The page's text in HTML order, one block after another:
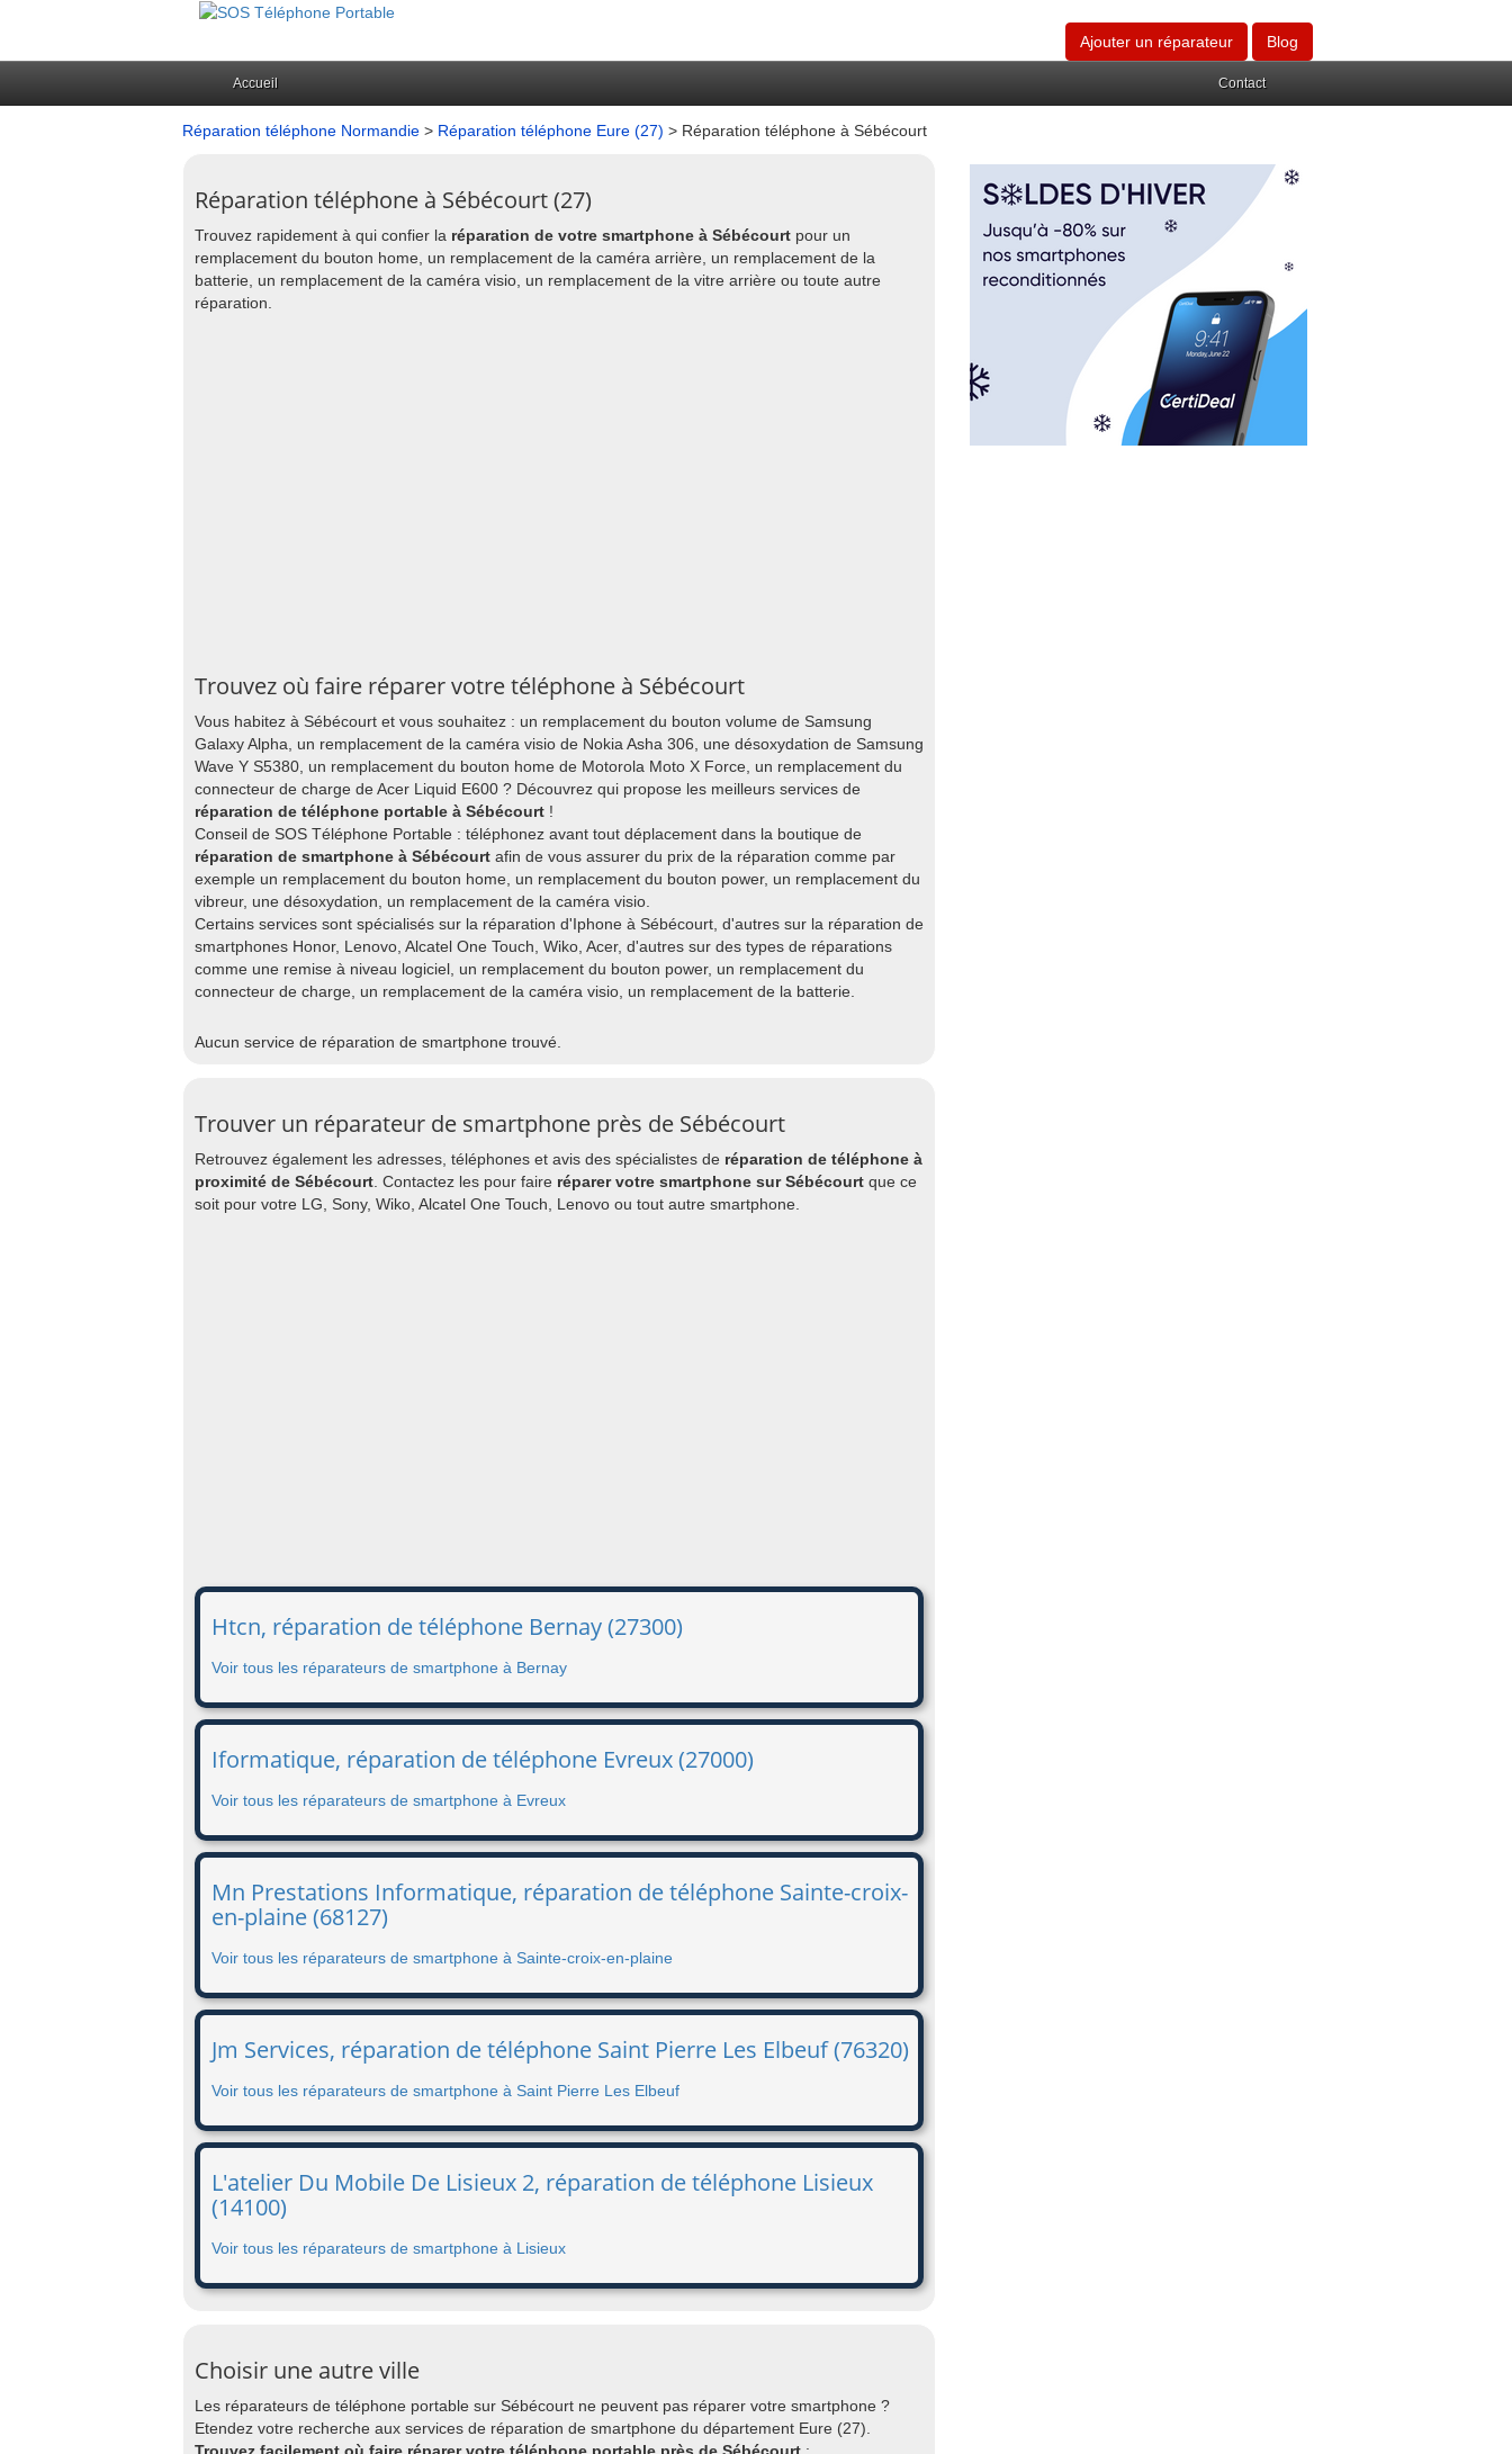
Ajouter un réparateur Blog
Accueil Contact
Réparation téléphone Normandie > Réparation téléphone Eure (27) > Réparation téléphone à Sébécourt
Réparation téléphone à Sébécourt (27)
Trouvez rapidement à qui confier la réparation de votre smartphone à Sébécourt pour un
remplacement du bouton home, un remplacement de la caméra arrière, un remplacement de la
batterie, un remplacement de la caméra visio, un remplacement de la vitre arrière ou toute autre
réparation.
Trouvez où faire réparer votre téléphone à Sébécourt
Vous habitez à Sébécourt et vous souhaitez : un remplacement du bouton volume de Samsung
Galaxy Alpha, un remplacement de la caméra visio de Nokia Asha 306, une désoxydation de Samsung
Wave Y S5380, un remplacement du bouton home de Motorola Moto X Force, un remplacement du
connecteur de charge de Acer Liquid E600 ? Découvrez qui propose les meilleurs services de
réparation de téléphone portable à Sébécourt !
Conseil de SOS Téléphone Portable : téléphonez avant tout déplacement dans la boutique de
réparation de smartphone à Sébécourt afin de vous assurer du prix de la réparation comme par
exemple un remplacement du bouton home, un remplacement du bouton power, un remplacement du
vibreur, une désoxydation, un remplacement de la caméra visio.
Certains services sont spécialisés sur la réparation d'Iphone à Sébécourt, d'autres sur la réparation de
smartphones Honor, Lenovo, Alcatel One Touch, Wiko, Acer, d'autres sur des types de réparations
comme une remise à niveau logiciel, un remplacement du bouton power, un remplacement du
connecteur de charge, un remplacement de la caméra visio, un remplacement de la batterie.
Aucun service de réparation de smartphone trouvé.
Trouver un réparateur de smartphone près de Sébécourt
Retrouvez également les adresses, téléphones et avis des spécialistes de réparation de téléphone à
proximité de Sébécourt . Contactez les pour faire réparer votre smartphone sur Sébécourt que ce
soit pour votre LG, Sony, Wiko, Alcatel One Touch, Lenovo ou tout autre smartphone.
Htcn, réparation de téléphone Bernay (27300)
Voir tous les réparateurs de smartphone à Bernay
Iformatique, réparation de téléphone Evreux (27000)
Voir tous les réparateurs de smartphone à Evreux
Mn Prestations Informatique, réparation de téléphone Sainte-croix-
en-plaine (68127)
Voir tous les réparateurs de smartphone à Sainte-croix-en-plaine
Jm Services, réparation de téléphone Saint Pierre Les Elbeuf (76320)
Voir tous les réparateurs de smartphone à Saint Pierre Les Elbeuf
L'atelier Du Mobile De Lisieux 2, réparation de téléphone Lisieux
(14100)
Voir tous les réparateurs de smartphone à Lisieux
Choisir une autre ville
Les réparateurs de téléphone portable sur Sébécourt ne peuvent pas réparer votre smartphone ?
Etendez votre recherche aux services de réparation de smartphone du département Eure (27).